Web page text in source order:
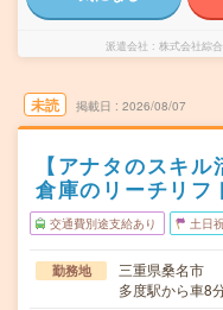
派遣会社 株式会社綜
未読 掲載日 2026/08/07
【アナタのスキ
倉庫のリーチリフ
交通費別途支給あり 土日
勤務地
三重県桑名市
多度駅から車8